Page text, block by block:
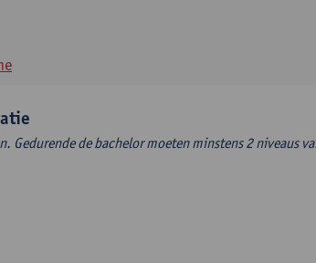
Gedurende de bachelor moeten minstens 2 niveaus